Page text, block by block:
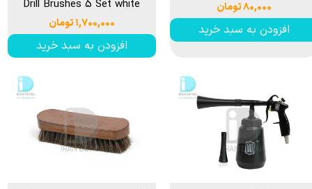
۸۰,۰۰۰ تومان
افزودن به سبد خرید
Drill Brushes 5 Set white
۱,۷۰۰,۰۰۰ تومان
افزودن به سبد خرید